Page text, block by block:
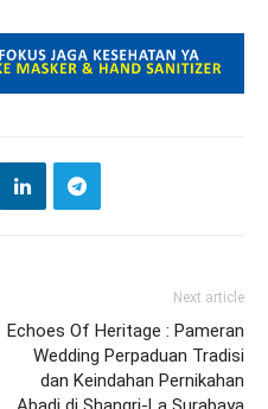
Next article
Echoes Of Heritage : Pameran
Wedding Perpaduan Tradisi
dan Keindahan Pernikahan